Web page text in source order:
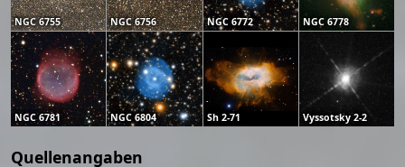
NGC 6755 NGC 6756 NGC 6772 NGC 6778
NGC 6781 NGC 6804 Sh 2-71 Vyssotsky 2-2
Quellenangaben